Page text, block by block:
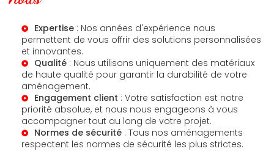
Expertise : Nos années d'expérience nous
permettent de vous offrir des solutions personnalisées
et innovantes.
Qualité : Nous utilisons uniquement des matériaux
de haute qualité pour garantir la durabilité de votre
aménagement.
Engagement client : Votre satisfaction est notre
priorité absolue, et nous nous engageons à vous
accompagner tout au long de votre projet.
Normes de sécurité : Tous nos aménagements
respectent les normes de sécurité les plus strictes.